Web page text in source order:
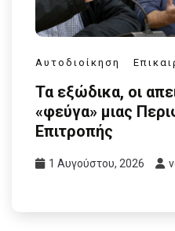
Αυτοδιοίκηση
Τα εξώδικα, οι
«φεύγα» μιας
Επιτροπής
1 Αυγούστου, 2026